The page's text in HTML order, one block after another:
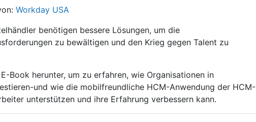
Workday USA
benötigen bessere Lösungen, um die
zu bewältigen und den Krieg gegen Talent zu
Book herunter, um zu erfahren, wie Organisationen in
und wie die mobilfreundliche HCM-Anwendung der HCM-
unterstützen und ihre Erfahrung verbessern kann.